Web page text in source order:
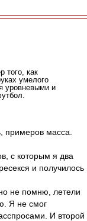
того, как
умелого
уровневыми и
примеров масса.
с которым я два
и получилось
не помню, летели
Я не смог
И второй